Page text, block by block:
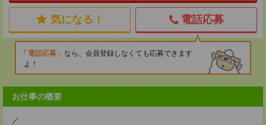
気になる！ 電話応募
電話応募
なら、会員登録しなくても応募できます
よ！
お仕事の概要
／